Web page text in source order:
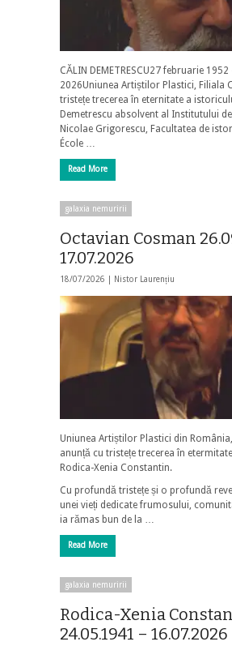
CĂLIN DEMETRESCU27 februarie
2026Uniunea Artiștilor Plastici, Filiala
tristețe trecerea în eternitate a
Demetrescu absolvent al Institutului
Nicolae Grigorescu, Facultatea de
École …
Read More
galaxia nemuririi
Octavian Cosman
17.07.2026
18/07/2026 | Nistor Laurențiu
Uniunea Artiștilor Plastici din
anunță cu tristețe trecerea în
Rodica-Xenia Constantin.
Cu profundă tristețe și o profundă
unei vieți dedicate frumosului,
ia rămas bun de la …
Read More
galaxia nemuririi
Rodica-Xenia
24.05.1941 – 16.07.2026